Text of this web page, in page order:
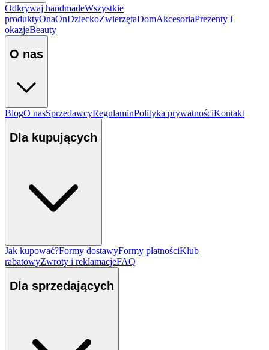
Odkrywaj handmadeWszystkie
produktyOnaOnDzieckoZwierzętaDomAkcesoriaPrezenty i
okazjeBeauty
O nas
BlogO nasSprzedawcyRegulaminPolityka prywatnościKontakt
Dla kupujących
Jak kupować?Formy dostawyFormy płatnościKlub
rabatowyZwroty i reklamacjeFAQ
Dla sprzedających